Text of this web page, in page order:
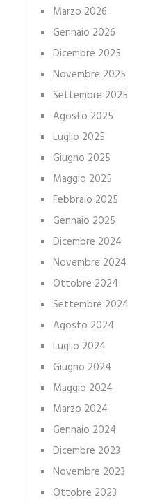
Marzo 2026
Gennaio 2026
Dicembre 2025
Novembre 2025
Settembre 2025
Agosto 2025
Luglio 2025
Giugno 2025
Maggio 2025
Febbraio 2025
Gennaio 2025
Dicembre 2024
Novembre 2024
Ottobre 2024
Settembre 2024
Agosto 2024
Luglio 2024
Giugno 2024
Maggio 2024
Marzo 2024
Gennaio 2024
Dicembre 2023
Novembre 2023
Ottobre 2023